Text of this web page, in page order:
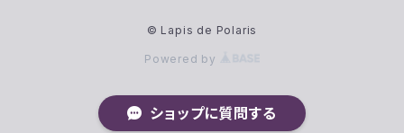
© Lapis de Polaris
Powered by
ショップに質問する